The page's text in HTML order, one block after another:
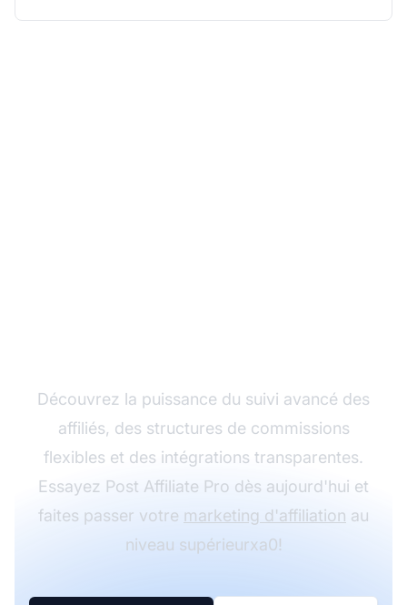
Découvrez la puissance du suivi avancé des
affiliés, des structures de commissions
flexibles et des intégrations transparentes.
Essayez Post Affiliate Pro dès aujourd'hui et
faites passer votre marketing d'affiliation au
niveau supérieurxa0!